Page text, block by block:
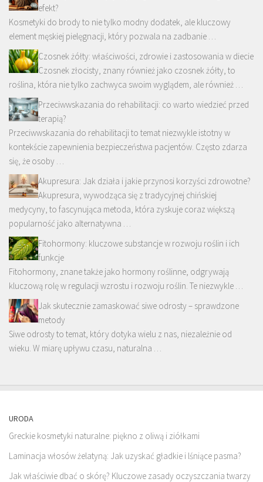
efekt?
Kosmetyki do brody to nie tylko modny dodatek, ale kluczowy
element męskiej pielęgnacji, który pozwala na zadbanie …
Czosnek żółty: właściwości, zdrowie i zastosowania w diecie
Czosnek złocisty, znany również jako czosnek żółty, to
roślina, która nie tylko zachwyca swoim wyglądem, ale również …
Przeciwwskazania do rehabilitacji: co warto wiedzieć przed
terapią?
Przeciwwskazania do rehabilitacji to temat niezwykle istotny w
kontekście zapewnienia bezpieczeństwa pacjentów. Często zdarza
się, że osoby …
Akupresura: Jak działa i jakie przynosi korzyści zdrowotne?
Akupresura, wywodząca się z tradycyjnej chińskiej
medycyny, to fascynująca metoda, która zyskuje coraz większą
popularność jako alternatywna …
Fitohormony: kluczowe substancje w rozwoju roślin i ich
funkcje
Fitohormony, znane także jako hormony roślinne, odgrywają
kluczową rolę w regulacji wzrostu i rozwoju roślin. Te niezwykle …
Jak skutecznie zamaskować siwe odrosty – sprawdzone
metody
Siwe odrosty to temat, który dotyka wielu z nas, niezależnie od
wieku. W miarę upływu czasu, naturalna …
URODA
Greckie kosmetyki naturalne: piękno z oliwą i ziółkami
Laminacja włosów żelatyną: Jak uzyskać gładkie i lśniące pasma?
Jak właściwie dbać o skórę? Kluczowe zasady oczyszczania twarzy